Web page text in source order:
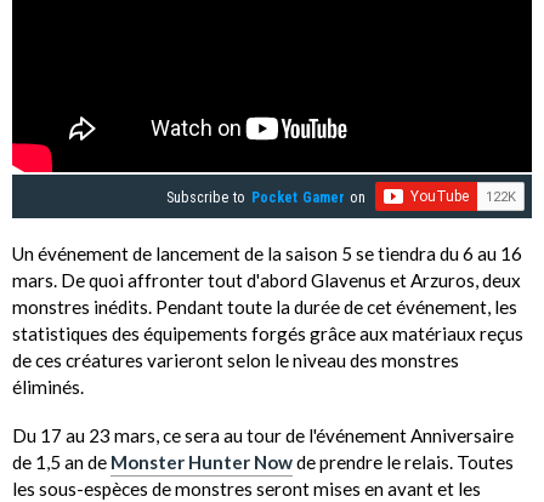
Subscribe to Pocket Gamer on
Un événement de lancement de la saison 5 se tiendra du 6 au 16
mars. De quoi affronter tout d'abord Glavenus et Arzuros, deux
monstres inédits. Pendant toute la durée de cet événement, les
statistiques des équipements forgés grâce aux matériaux reçus
de ces créatures varieront selon le niveau des monstres
éliminés.
Du 17 au 23 mars, ce sera au tour de l'événement Anniversaire
de 1,5 an de Monster Hunter Nowde prendre le relais. Toutes
les sous-espèces de monstres seront mises en avant et les